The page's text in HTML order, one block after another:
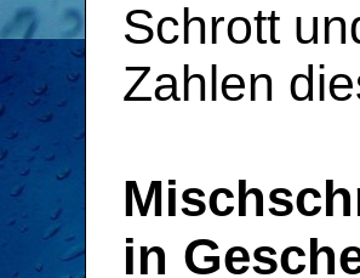
Schrott
Zahlen
in